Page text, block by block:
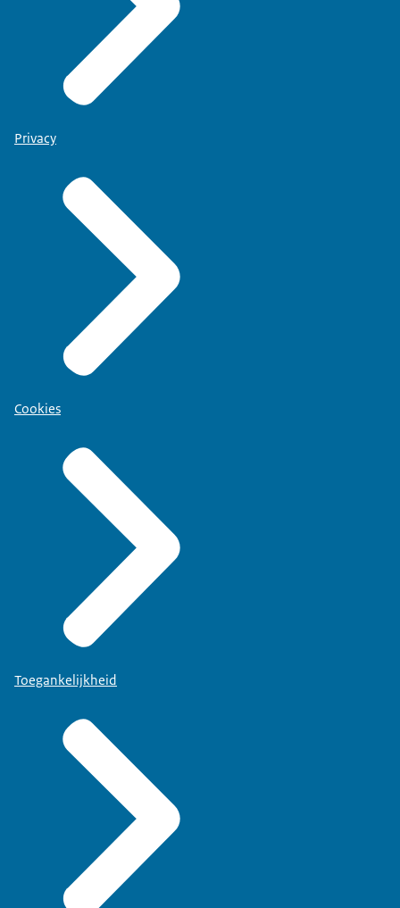
Privacy
Cookies
Toegankelijkheid